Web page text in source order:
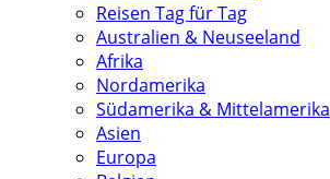
Reisen Tag für Tag
Australien & Neuseeland
Afrika
Nordamerika
Südamerika & Mittelamerika
Asien
Europa